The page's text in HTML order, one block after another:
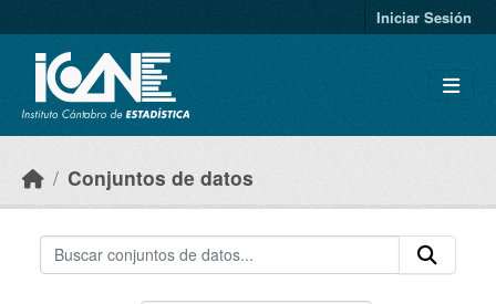
Iniciar Sesión
Conjuntos de datos